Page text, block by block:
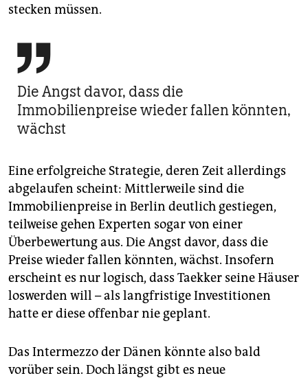
stecken müssen.

Die Angst davor, dass die
Immobilienpreise wieder fallen könnten,
wächst
Eine erfolgreiche Strategie, deren Zeit allerdings
abgelaufen scheint: Mittlerweile sind die
Immobilienpreise in Berlin deutlich gestiegen,
teilweise gehen Experten sogar von einer
Überbewertung aus. Die Angst davor, dass die
Preise wieder fallen könnten, wächst. Insofern
erscheint es nur logisch, dass Taekker seine Häuser
loswerden will – als langfristige Investitionen
hatte er diese offenbar nie geplant.
Das Intermezzo der Dänen könnte also bald
vorüber sein. Doch längst gibt es neue